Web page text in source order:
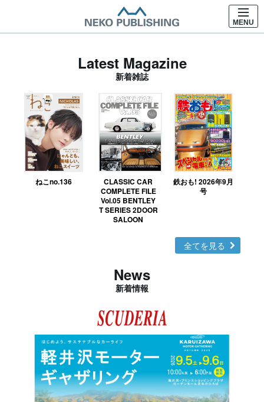
MENU
Latest Magazine
新着雑誌
ねこno.136
CLASSIC CAR
COMPLETE FILE
Vol.05 BENTLEY
T SERIES 2DOOR
SALOON
鉄おも! 2026年9月
号
全てを見る
News
新着情報